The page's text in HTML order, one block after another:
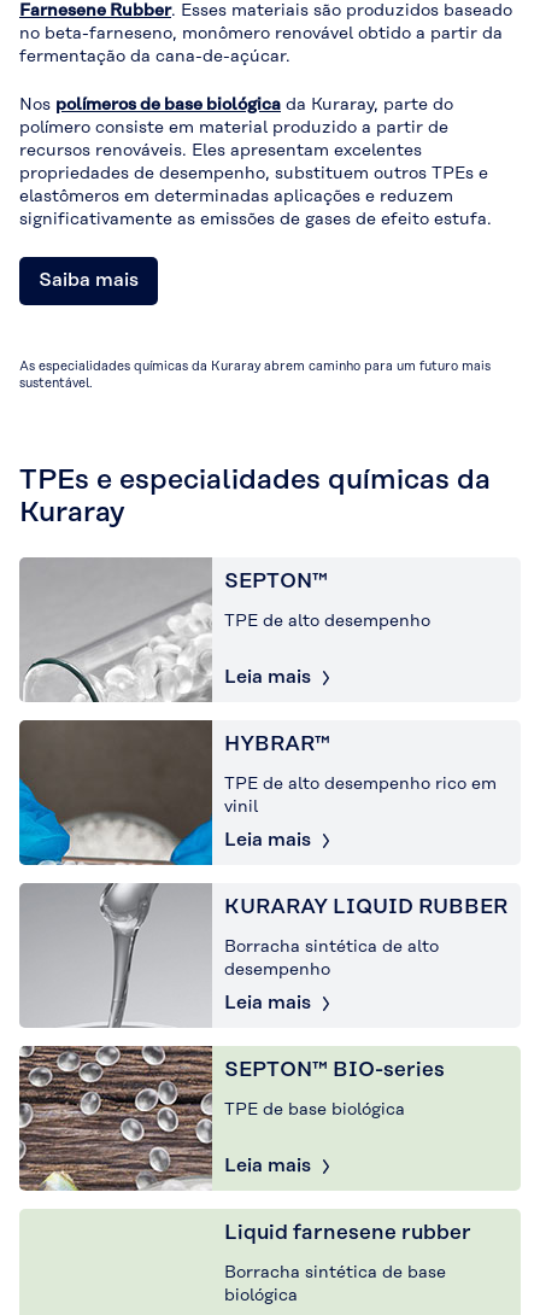
Farnesene Rubber. Esses materiais são produzidos baseado
no beta-farneseno, monômero renovável obtido a partir da
fermentação da cana-de-açúcar.
Nos polímeros de base biológica da Kuraray, parte do
polímero consiste em material produzido a partir de
recursos renováveis. Eles apresentam excelentes
propriedades de desempenho, substituem outros TPEs e
elastômeros em determinadas aplicações e reduzem
significativamente as emissões de gases de efeito estufa.
Saiba mais
As especialidades químicas da Kuraray abrem caminho para um futuro mais
sustentável.
TPEs e especialidades químicas da
Kuraray
SEPTON™
TPE de alto desempenho
Leia mais
HYBRAR™
TPE de alto desempenho rico em
vinil
Leia mais
KURARAY LIQUID RUBBER
Borracha sintética de alto
desempenho
Leia mais
SEPTON™ BIO-series
TPE de base biológica
Leia mais
Liquid farnesene rubber
Borracha sintética de base
biológica